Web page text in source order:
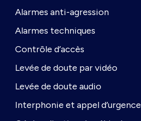
Alarmes anti-agression
Alarmes techniques
Contrôle d’accès
Levée de doute par vidéo
Levée de doute audio
Interphonie et appel d’urgence